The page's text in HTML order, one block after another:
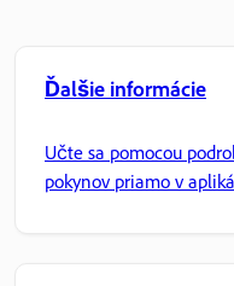
Ďalšie informácie
Učte sa pomocou
pokynov priamo v